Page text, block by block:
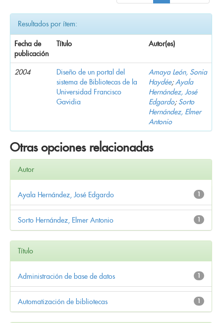
Resultados por ítem:
Fecha de
publicación
Título Autor(es)
2004
Diseño de un portal del
sistema de Bibliotecas de la
Universidad Francisco
Gavidia
Amaya León, Sonia
Haydée; Ayala
Hernández, José
Edgardo; Sorto
Hernández, Elmer
Antonio
Otras opciones relacionadas
Autor
1
Ayala Hernández, José Edgardo
1
Sorto Hernández, Elmer Antonio
Título
1
Administración de base de datos
1
Automatización de bibliotecas